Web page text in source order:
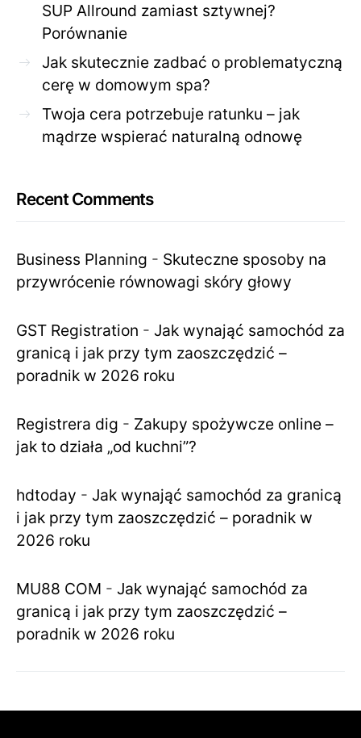
SUP Allround zamiast sztywnej?
Porównanie
Jak skutecznie zadbać o problematyczną
cerę w domowym spa?
Twoja cera potrzebuje ratunku – jak
mądrze wspierać naturalną odnowę
Recent Comments
Business Planning - Skuteczne sposoby na
przywrócenie równowagi skóry głowy
GST Registration - Jak wynająć samochód za
granicą i jak przy tym zaoszczędzić –
poradnik w 2026 roku
Registrera dig - Zakupy spożywcze online –
jak to działa „od kuchni”?
hdtoday - Jak wynająć samochód za granicą
i jak przy tym zaoszczędzić – poradnik w
2026 roku
MU88 COM - Jak wynająć samochód za
granicą i jak przy tym zaoszczędzić –
poradnik w 2026 roku